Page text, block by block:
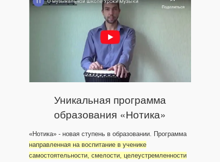
Уникальная программа
образования «Нотика»
«Нотика» - новая ступень в образовании. Программа
направленная на воспитание в ученике
самостоятельности, смелости, целеустремленности